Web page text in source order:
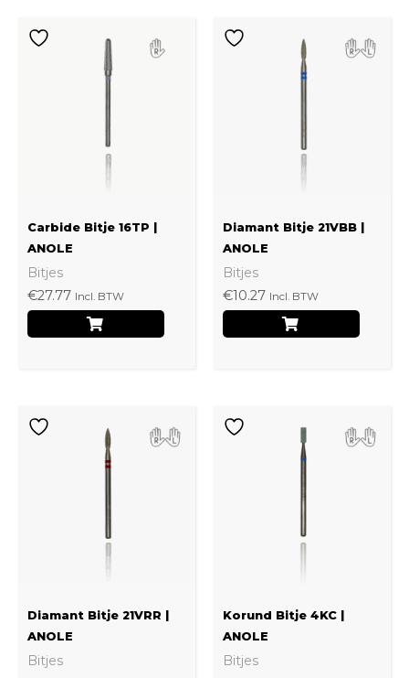
Carbide Bitje 16TP |
ANOLE
Bitjes
€27.77 Incl. BTW
Diamant Bitje 21VBB |
ANOLE
Bitjes
€10.27 Incl. BTW
Diamant Bitje 21VRR |
ANOLE
Bitjes
Korund Bitje 4KC |
ANOLE
Bitjes